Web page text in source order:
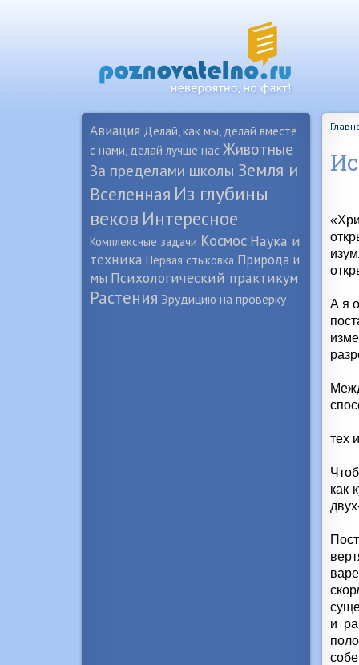
Авиация Делай, как мы, делай вместе
с нами, делай лучше нас Животные
За пределами школы Земля и
Вселенная Из глубины
веков Интересное
Комплексные задачи Космос Наука и
техника Первая стыковка Природа и
мы Психологический практикум
Растения Эрудицию на проверку
А я
тех
как
и